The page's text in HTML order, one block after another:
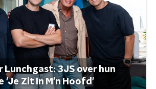
Lunchgast: 3JS over hun
'Je Zit In M'n Hoofd'